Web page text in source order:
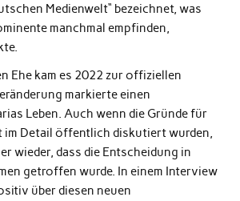
Medienwelt“ bezeichnet, was
manchmal empfinden,
Ehe kam es 2022 zur offiziellen
markierte einen
Leben. Auch wenn die Gründe für
im Detail öffentlich diskutiert wurden,
wieder, dass die Entscheidung in
getroffen wurde. In einem Interview
über diesen neuen